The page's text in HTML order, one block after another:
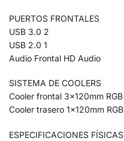
PUERTOS FRONTALES
USB 3.0 2
USB 2.0 1
Audio Frontal HD Audio
SISTEMA DE COOLERS
Cooler frontal 3x120mm RGB
Cooler trasero 1x120mm RGB
ESPECIFICACIONES FÍSICAS